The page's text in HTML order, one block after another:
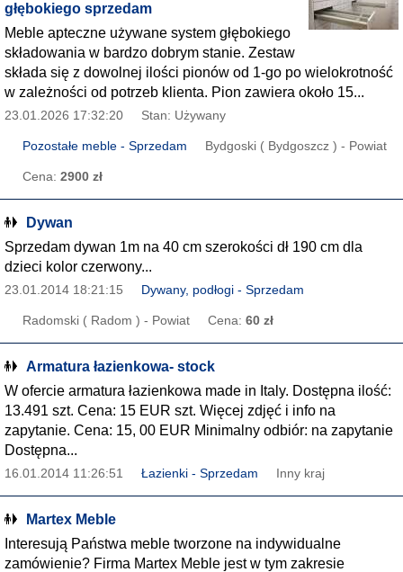
głębokiego sprzedam
Meble apteczne używane system głębokiego
składowania w bardzo dobrym stanie. Zestaw
składa się z dowolnej ilości pionów od 1-go po wielokrotność
w zależności od potrzeb klienta. Pion zawiera około 15...
23.01.2026 17:32:20 Stan: Używany
Pozostałe meble - Sprzedam Bydgoski ( Bydgoszcz ) - Powiat
Cena: 2900 zł
Dywan
Sprzedam dywan 1m na 40 cm szerokości dł 190 cm dla
dzieci kolor czerwony...
23.01.2014 18:21:15 Dywany, podłogi - Sprzedam
Radomski ( Radom ) - Powiat Cena: 60 zł
Armatura łazienkowa- stock
W ofercie armatura łazienkowa made in Italy. Dostępna ilość:
13.491 szt. Cena: 15 EUR szt. Więcej zdjęć i info na
zapytanie. Cena: 15, 00 EUR Minimalny odbiór: na zapytanie
Dostępna...
16.01.2014 11:26:51 Łazienki - Sprzedam Inny kraj
Martex Meble
Interesują Państwa meble tworzone na indywidualne
zamówienie? Firma Martex Meble jest w tym zakresie